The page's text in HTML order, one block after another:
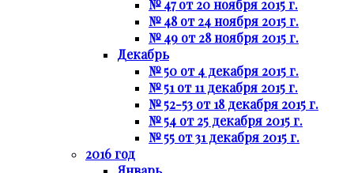
№ 47 от 20 ноября 2015 г.
№ 48 от 24 ноября 2015 г.
№ 49 от 28 ноября 2015 г.
Декабрь
№ 50 от 4 декабря 2015 г.
№ 51 от 11 декабря 2015 г.
№ 52-53 от 18 декабря 2015 г.
№ 54 от 25 декабря 2015 г.
№ 55 от 31 декабря 2015 г.
2016 год